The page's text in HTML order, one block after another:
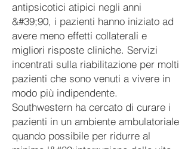
antipsicotici atipici negli anni
&#39;90, i pazienti hanno iniziato ad
avere meno effetti collaterali e
migliori risposte cliniche. Servizi
incentrati sulla riabilitazione per molti
pazienti che sono venuti a vivere in
modo più indipendente.
Southwestern ha cercato di curare i
pazienti in un ambiente ambulatoriale
quando possibile per ridurre al